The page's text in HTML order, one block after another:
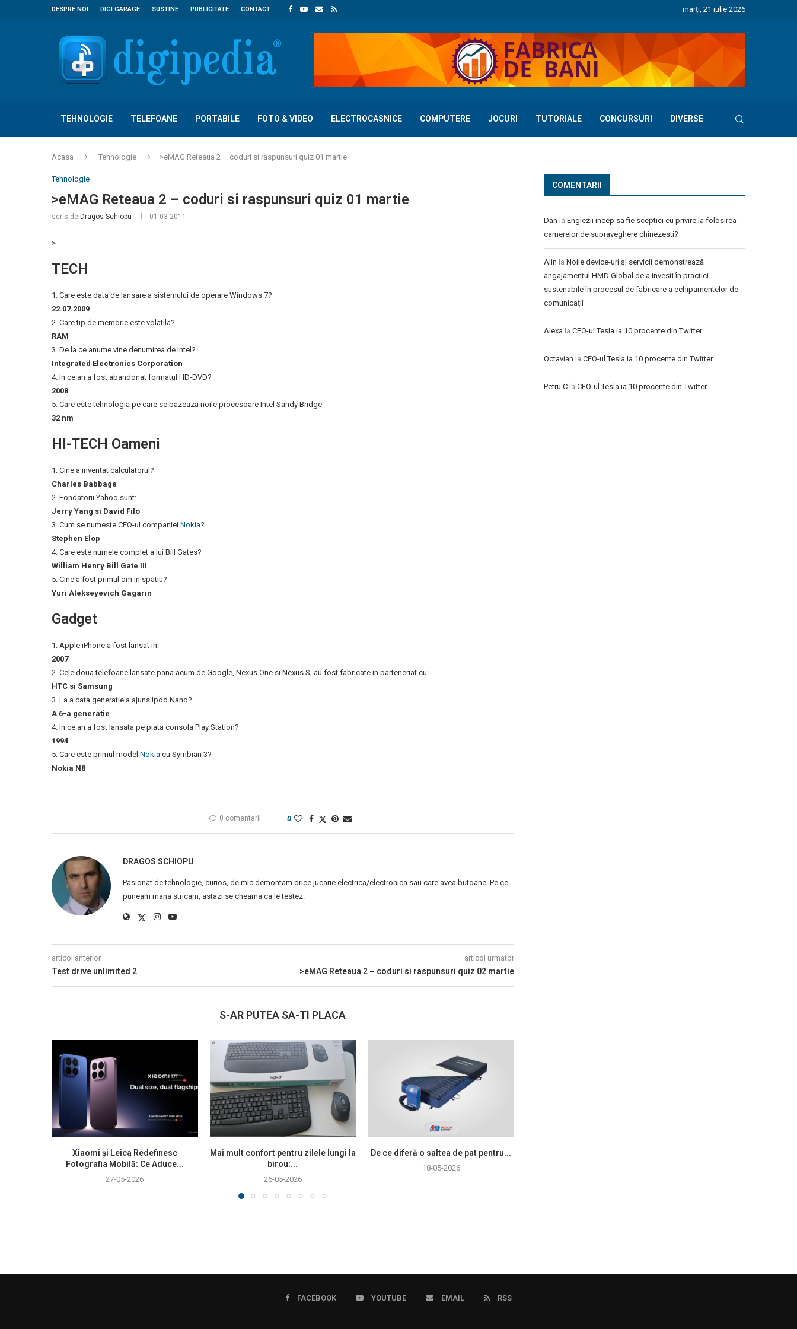
DESPRE NOI DIGI GARAGE SUSTINE PUBLICITATE CONTACT marți, 21 iulie 2026
TEHNOLOGIE TELEFOANE PORTABILE FOTO & VIDEO ELECTROCASNICE COMPUTERE JOCURI TUTORIALE CONCURSURI DIVERSE
Acasa Tehnologie >eMAG Reteaua 2 – coduri si raspunsuri quiz 01 martie
Tehnologie
>eMAG Reteaua 2 – coduri si raspunsuri quiz 01 martie
scris de Dragos Schiopu 01-03-2011
>
TECH
1. Care este data de lansare a sistemului de operare Windows 7?
22.07.2009
2. Care tip de memorie este volatila?
RAM
3. De la ce anume vine denumirea de Intel?
Integrated Electronics Corporation
4. In ce an a fost abandonat formatul HD-DVD?
2008
5. Care este tehnologia pe care se bazeaza noile procesoare Intel Sandy Bridge
32 nm
HI-TECH Oameni
1. Cine a inventat calculatorul?
Charles Babbage
2. Fondatorii Yahoo sunt:
Jerry Yang si David Filo
3. Cum se numeste CEO-ul companiei Nokia?
Stephen Elop
4. Care este numele complet a lui Bill Gates?
William Henry Bill Gate III
5. Cine a fost primul om in spatiu?
Yuri Alekseyevich Gagarin
Gadget
1. Apple iPhone a fost lansat in:
2007
2. Cele doua telefoane lansate pana acum de Google, Nexus One si Nexus S, au fost fabricate in parteneriat cu:
HTC si Samsung
3. La a cata generatie a ajuns Ipod Nano?
A 6-a generatie
4. In ce an a fost lansata pe piata consola Play Station?
1994
5. Care este primul model Nokia cu Symbian 3?
Nokia N8
0 comentarii 0
DRAGOS SCHIOPU
Pasionat de tehnologie, curios, de mic demontam orice jucarie electrica/electronica sau care avea butoane. Pe ce
puneam mana stricam, astazi se cheama ca le testez.
articol anterior
Test drive unlimited 2
articol urmator
>eMAG Reteaua 2 – coduri si raspunsuri quiz 02 martie
S-AR PUTEA SA-TI PLACA
Xiaomi și Leica Redefinesc
Fotografia Mobilă: Ce Aduce...
27-05-2026
Mai mult confort pentru zilele lungi la
birou:...
26-05-2026
De ce diferă o saltea de pat pentru...
18-05-2026
COMENTARII
Dan la Englezii incep sa fie sceptici cu privire la folosirea
camerelor de supraveghere chinezesti?
Alin la Noile device-uri și servicii demonstrează
angajamentul HMD Global de a investi în practici
sustenabile în procesul de fabricare a echipamentelor de
comunicații
Alexa la CEO-ul Tesla ia 10 procente din Twitter
Octavian la CEO-ul Tesla ia 10 procente din Twitter
Petru C la CEO-ul Tesla ia 10 procente din Twitter
FACEBOOK YOUTUBE EMAIL RSS